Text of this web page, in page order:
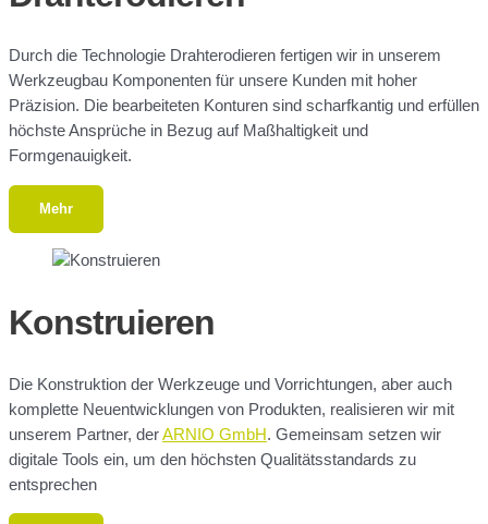
Durch die Technologie Drahterodieren fertigen wir in unserem
Werkzeugbau Komponenten für unsere Kunden mit hoher
Präzision. Die bearbeiteten Konturen sind scharfkantig und erfüllen
höchste Ansprüche in Bezug auf Maßhaltigkeit und
Formgenauigkeit.
Mehr
Konstruieren
Die Konstruktion der Werkzeuge und Vorrichtungen, aber auch
komplette Neuentwicklungen von Produkten, realisieren wir mit
unserem Partner, derARNIO GmbH. Gemeinsam setzen wir
digitale Tools ein, um den höchsten Qualitätsstandards zu
entsprechen